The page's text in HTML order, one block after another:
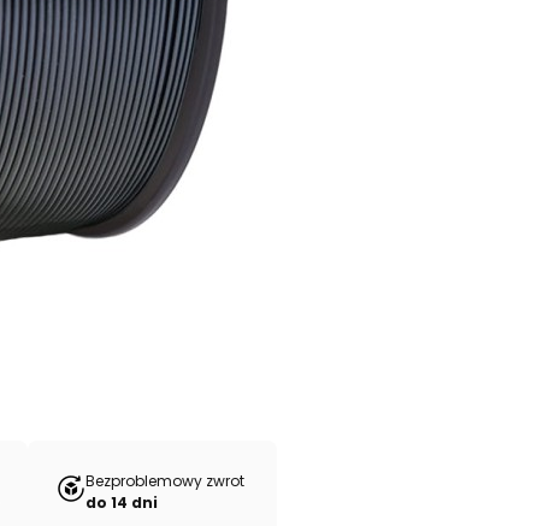
Bezproblemowy zwrot
do 14 dni